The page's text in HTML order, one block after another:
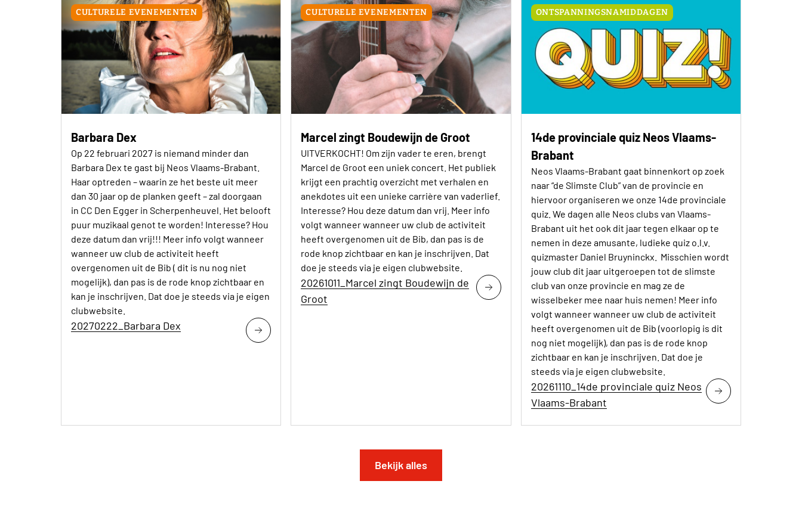
CULTURELE EVENEMENTEN
Barbara Dex
Op 22 februari 2027 is niemand minder dan
Barbara Dex te gast bij Neos Vlaams-Brabant.
Haar optreden – waarin ze het beste uit meer
dan 30 jaar op de planken geeft – zal doorgaan
in CC Den Egger in Scherpenheuvel. Het belooft
puur muzikaal genot te worden! Interesse? Hou
deze datum dan vrij!!! Meer info volgt wanneer
wanneer uw club de activiteit heeft
overgenomen uit de Bib ( dit is nu nog niet
mogelijk), dan pas is de rode knop zichtbaar en
kan je inschrijven. Dat doe je steeds via je eigen
clubwebsite.
20270222_Barbara Dex
CULTURELE EVENEMENTEN
Marcel zingt Boudewijn de Groot
UITVERKOCHT! Om zijn vader te eren, brengt
Marcel de Groot een uniek concert. Het publiek
krijgt een prachtig overzicht met verhalen en
anekdotes uit een unieke carrière van vaderlief.
Interesse? Hou deze datum dan vrij. Meer info
volgt wanneer wanneer uw club de activiteit
heeft overgenomen uit de Bib, dan pas is de
rode knop zichtbaar en kan je inschrijven. Dat
doe je steeds via je eigen clubwebsite.
20261011_Marcel zingt Boudewijn de
Groot
ONTSPANNINGSNAMIDDAGEN
14de provinciale quiz Neos Vlaams-
Brabant
Neos Vlaams-Brabant gaat binnenkort op zoek
naar “de Slimste Club” van de provincie en
hiervoor organiseren we onze 14de provinciale
quiz. We dagen alle Neos clubs van Vlaams-
Brabant uit het ook dit jaar tegen elkaar op te
nemen in deze amusante, ludieke quiz o.l.v.
quizmaster Daniel Bruyninckx. Misschien wordt
jouw club dit jaar uitgeroepen tot de slimste
club van onze provincie en mag ze de
wisselbeker mee naar huis nemen! Meer info
volgt wanneer wanneer uw club de activiteit
heeft overgenomen uit de Bib (voorlopig is dit
nog niet mogelijk), dan pas is de rode knop
zichtbaar en kan je inschrijven. Dat doe je
steeds via je eigen clubwebsite.
20261110_14de provinciale quiz Neos
Vlaams-Brabant
Bekijk alles